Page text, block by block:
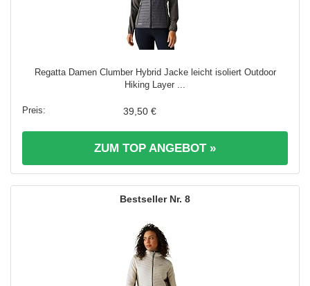
Regatta Damen Clumber Hybrid Jacke leicht isoliert Outdoor
Hiking Layer ...
39,50 €
ZUM TOP ANGEBOT »
8